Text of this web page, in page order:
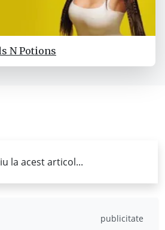
N Potions
la acest articol...
publicitate